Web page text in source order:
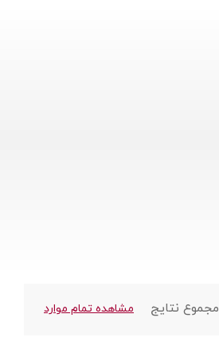
مجموع نتایج مشاهده تمام موارد